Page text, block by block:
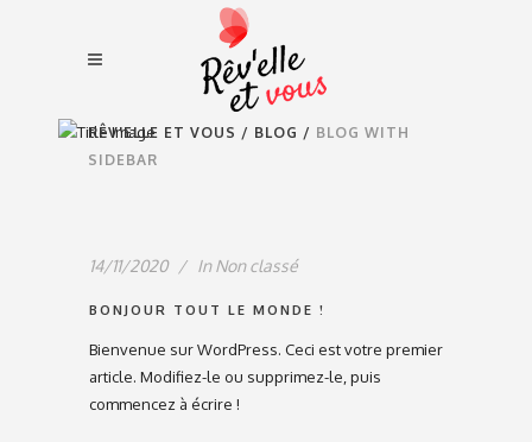
RÊV'ELLE ET VOUS / BLOG / BLOG WITH
SIDEBAR
14/11/2020 In Non classé
BONJOUR TOUT LE MONDE !
Bienvenue sur WordPress. Ceci est votre premier
article. Modifiez-le ou supprimez-le, puis
commencez à écrire !